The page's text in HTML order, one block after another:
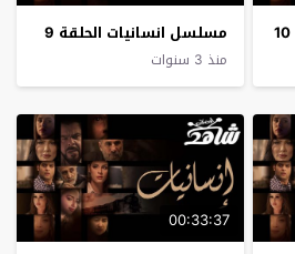
مسلسل انسانيات الحلقة 9
منذ 3 سنوات
00:33:37